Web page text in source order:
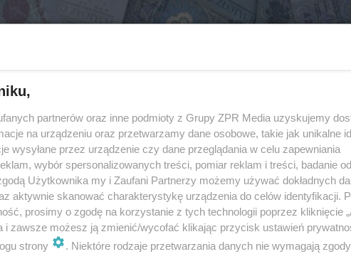
partnerów oraz inne podmioty z Grupy ZPR Media uzyskujemy
na urządzeniu oraz przetwarzamy dane osobowe, takie jak unikalne
wysyłane przez urządzenie czy dane przeglądania w celu zapewniania
wybór spersonalizowanych treści, pomiar reklam i treści, badanie
Użytkownika my i Zaufani Partnerzy możemy używać dokładnych
aktywnie skanować charakterystykę urządzenia do celów identyfikacji.
prosimy o zgodę na korzystanie z tych technologii poprzez kliknięcie
i zawsze możesz ją zmienić/wycofać klikając przycisk ustawień
strony
. Niektóre rodzaje przetwarzania danych nie wymagają